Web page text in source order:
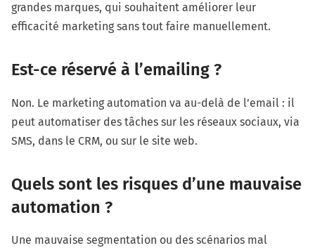
grandes marques, qui souhaitent améliorer leur
efficacité marketing sans tout faire manuellement.
Est-ce réservé à l’emailing ?
Non. Le marketing automation va au-delà de l’email : il
peut automatiser des tâches sur les réseaux sociaux, via
SMS, dans le CRM, ou sur le site web.
Quels sont les risques d’une mauvaise
automation ?
Une mauvaise segmentation ou des scénarios mal